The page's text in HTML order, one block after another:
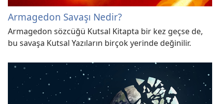
Armagedon Savaşı Nedir?
Armagedon sözcüğü Kutsal Kitapta bir kez geçse de,
bu savaşa Kutsal Yazıların birçok yerinde değinilir.